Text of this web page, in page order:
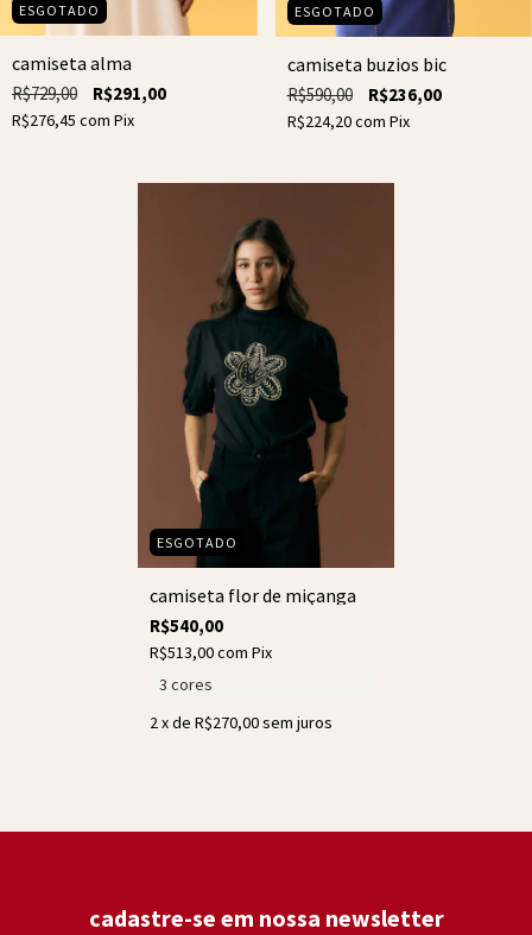
ESGOTADO
camiseta alma
R$729,00 R$291,00
R$276,45 com Pix
ESGOTADO
camiseta buzios bic
R$590,00 R$236,00
R$224,20com Pix
ESGOTADO
camiseta flor de miçanga
R$540,00
R$513,00com Pix
3 cores
2x de R$270,00sem juros
cadastre-se em nossa newsletter